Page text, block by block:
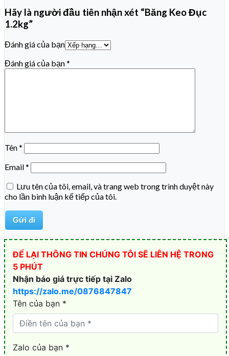
Hãy là người đầu tiên nhận xét “Băng Keo Đục
1.2kg”
Đánh giá của bạn
Đánh giá của bạn*
Tên*
Email*
Lưu tên của tôi, email, và trang web trong trình duyệt này
cho lần bình luận kế tiếp của tôi.